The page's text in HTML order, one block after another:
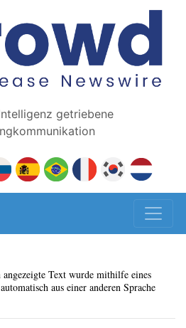
getriebene
angezeigte Text wurde mithilfe eines
aus einer anderen Sprache